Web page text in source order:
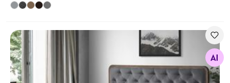
Voodi 160x200 cm
Otsi sarnaseid